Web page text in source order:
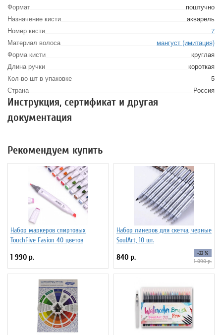
Формат
поштучно
Назначение кисти
акварель
Номер кисти
7
Материал волоса
мангуст (имитация)
Форма кисти
круглая
Длина ручки
короткая
Кол-во шт в упаковке
5
Страна
Россия
Инструкция, сертификат и другая
документация
Рекомендуем купить
Набор маркеров спиртовых
TouchFive Fasion 40 цветов
1 990 р.
Набор линеров для скетча, черные
SoulArt, 10 шт.
840 р. -22 %
1 090 р.